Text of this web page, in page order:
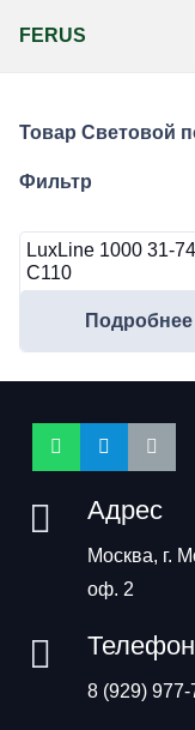
FERUS
Товар Световой
Фильтр
LuxLine 1000 31-
C110
Подробнее
Адрес
Москва, г.
оф. 2
Телефон
8 (929) 977-